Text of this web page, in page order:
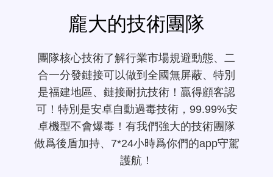
龐大的技術團隊
團隊核心技術了解行業市場規避動態、二
合一分發鏈接可以做到全國無屏蔽、特別
是福建地區、鏈接耐抗技術！贏得顧客認
可！特別是安卓自動過毒技術，99.99%安
卓機型不會爆毒！有我們強大的技術團隊
做爲後盾加持、7*24小時爲你們的app守駕
護航！